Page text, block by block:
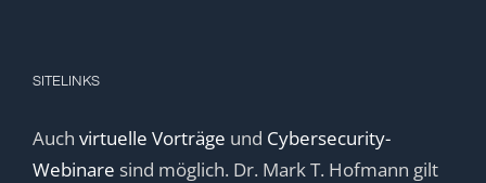
SITELINKS
Auch virtuelle Vorträge und Cybersecurity-
Webinare sind möglich. Dr. Mark T. Hofmann gilt